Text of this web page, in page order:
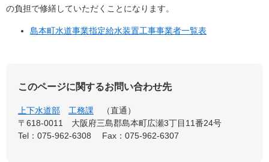
の負担で修繕していただくことになります。
島本町水道事業指定給水装置工事事業者一覧表
このページに関するお問い合わせ先
上下水道部 工務課
直通
〒618-0011
大阪府三島郡島本町広瀬3丁目11番24号
Tel：075-962-6308
Fax：075-962-6307